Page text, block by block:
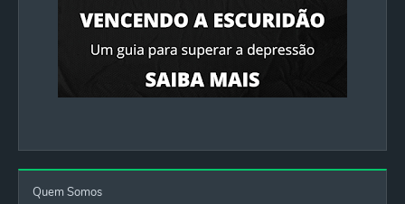
Quem Somos